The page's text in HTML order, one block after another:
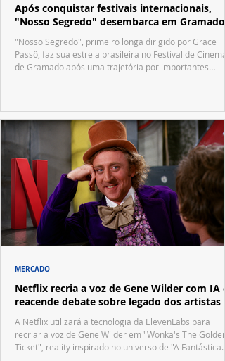
Após conquistar festivais internacionais,
"Nosso Segredo" desembarca em Gramado
"Nosso Segredo", primeiro longa dirigido por Grace
Passô, faz sua estreia brasileira no Festival de Cinema
de Gramado após uma trajetória por importantes
Netflix recria a voz de Gene Wilder com IA e
reacende debate sobre legado dos artistas
A Netflix utilizará a tecnologia da ElevenLabs para
recriar a voz de Gene Wilder em "Wonka's The Golden
Ticket", reality inspirado no universo de "A Fantástica
MERCADO